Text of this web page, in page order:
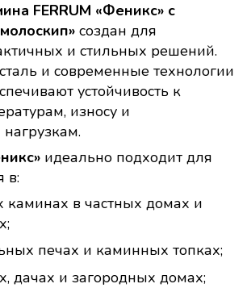
FERRUM «Феникс» с
создан для
и стильных решений.
и современные технологии
устойчивость к
износу и
идеально подходит для
в:
каминах в частных домах и
печах и каминных топках;
дачах и загородных домах;